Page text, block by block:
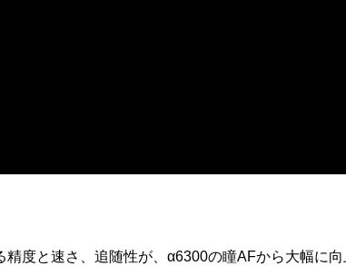
度と速さ、追随性が、α6300の瞳AFから大幅に